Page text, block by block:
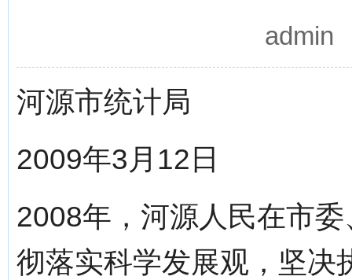
admin
河源市统计局
2009年3月12日
2008年，河源人民在市
彻落实科学发展观，坚决